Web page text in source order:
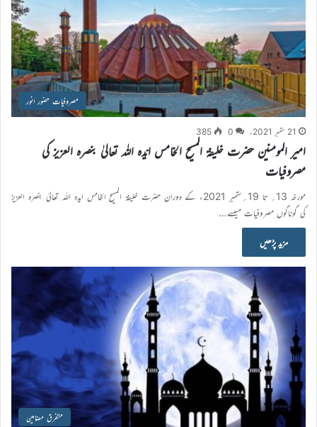
مصروفیات حضور انور
21 ستمبر 2021ء 0
385
امیر المومنین حضرت خلیفۃ المسیح الخامس ایّدہ اللہ تعالیٰ بنصرہ العزیز کی
مصروفیات
مورخہ 13؍ تا 19؍ستمبر 2021ء کے دوران حضرت خليفۃ المسيح الخامس ايدہ اللہ تعاليٰ بنصرہ العزيز
کي گوناگوں مصروفيات میںسے…
مزید پڑھیں
متفرق مضامین